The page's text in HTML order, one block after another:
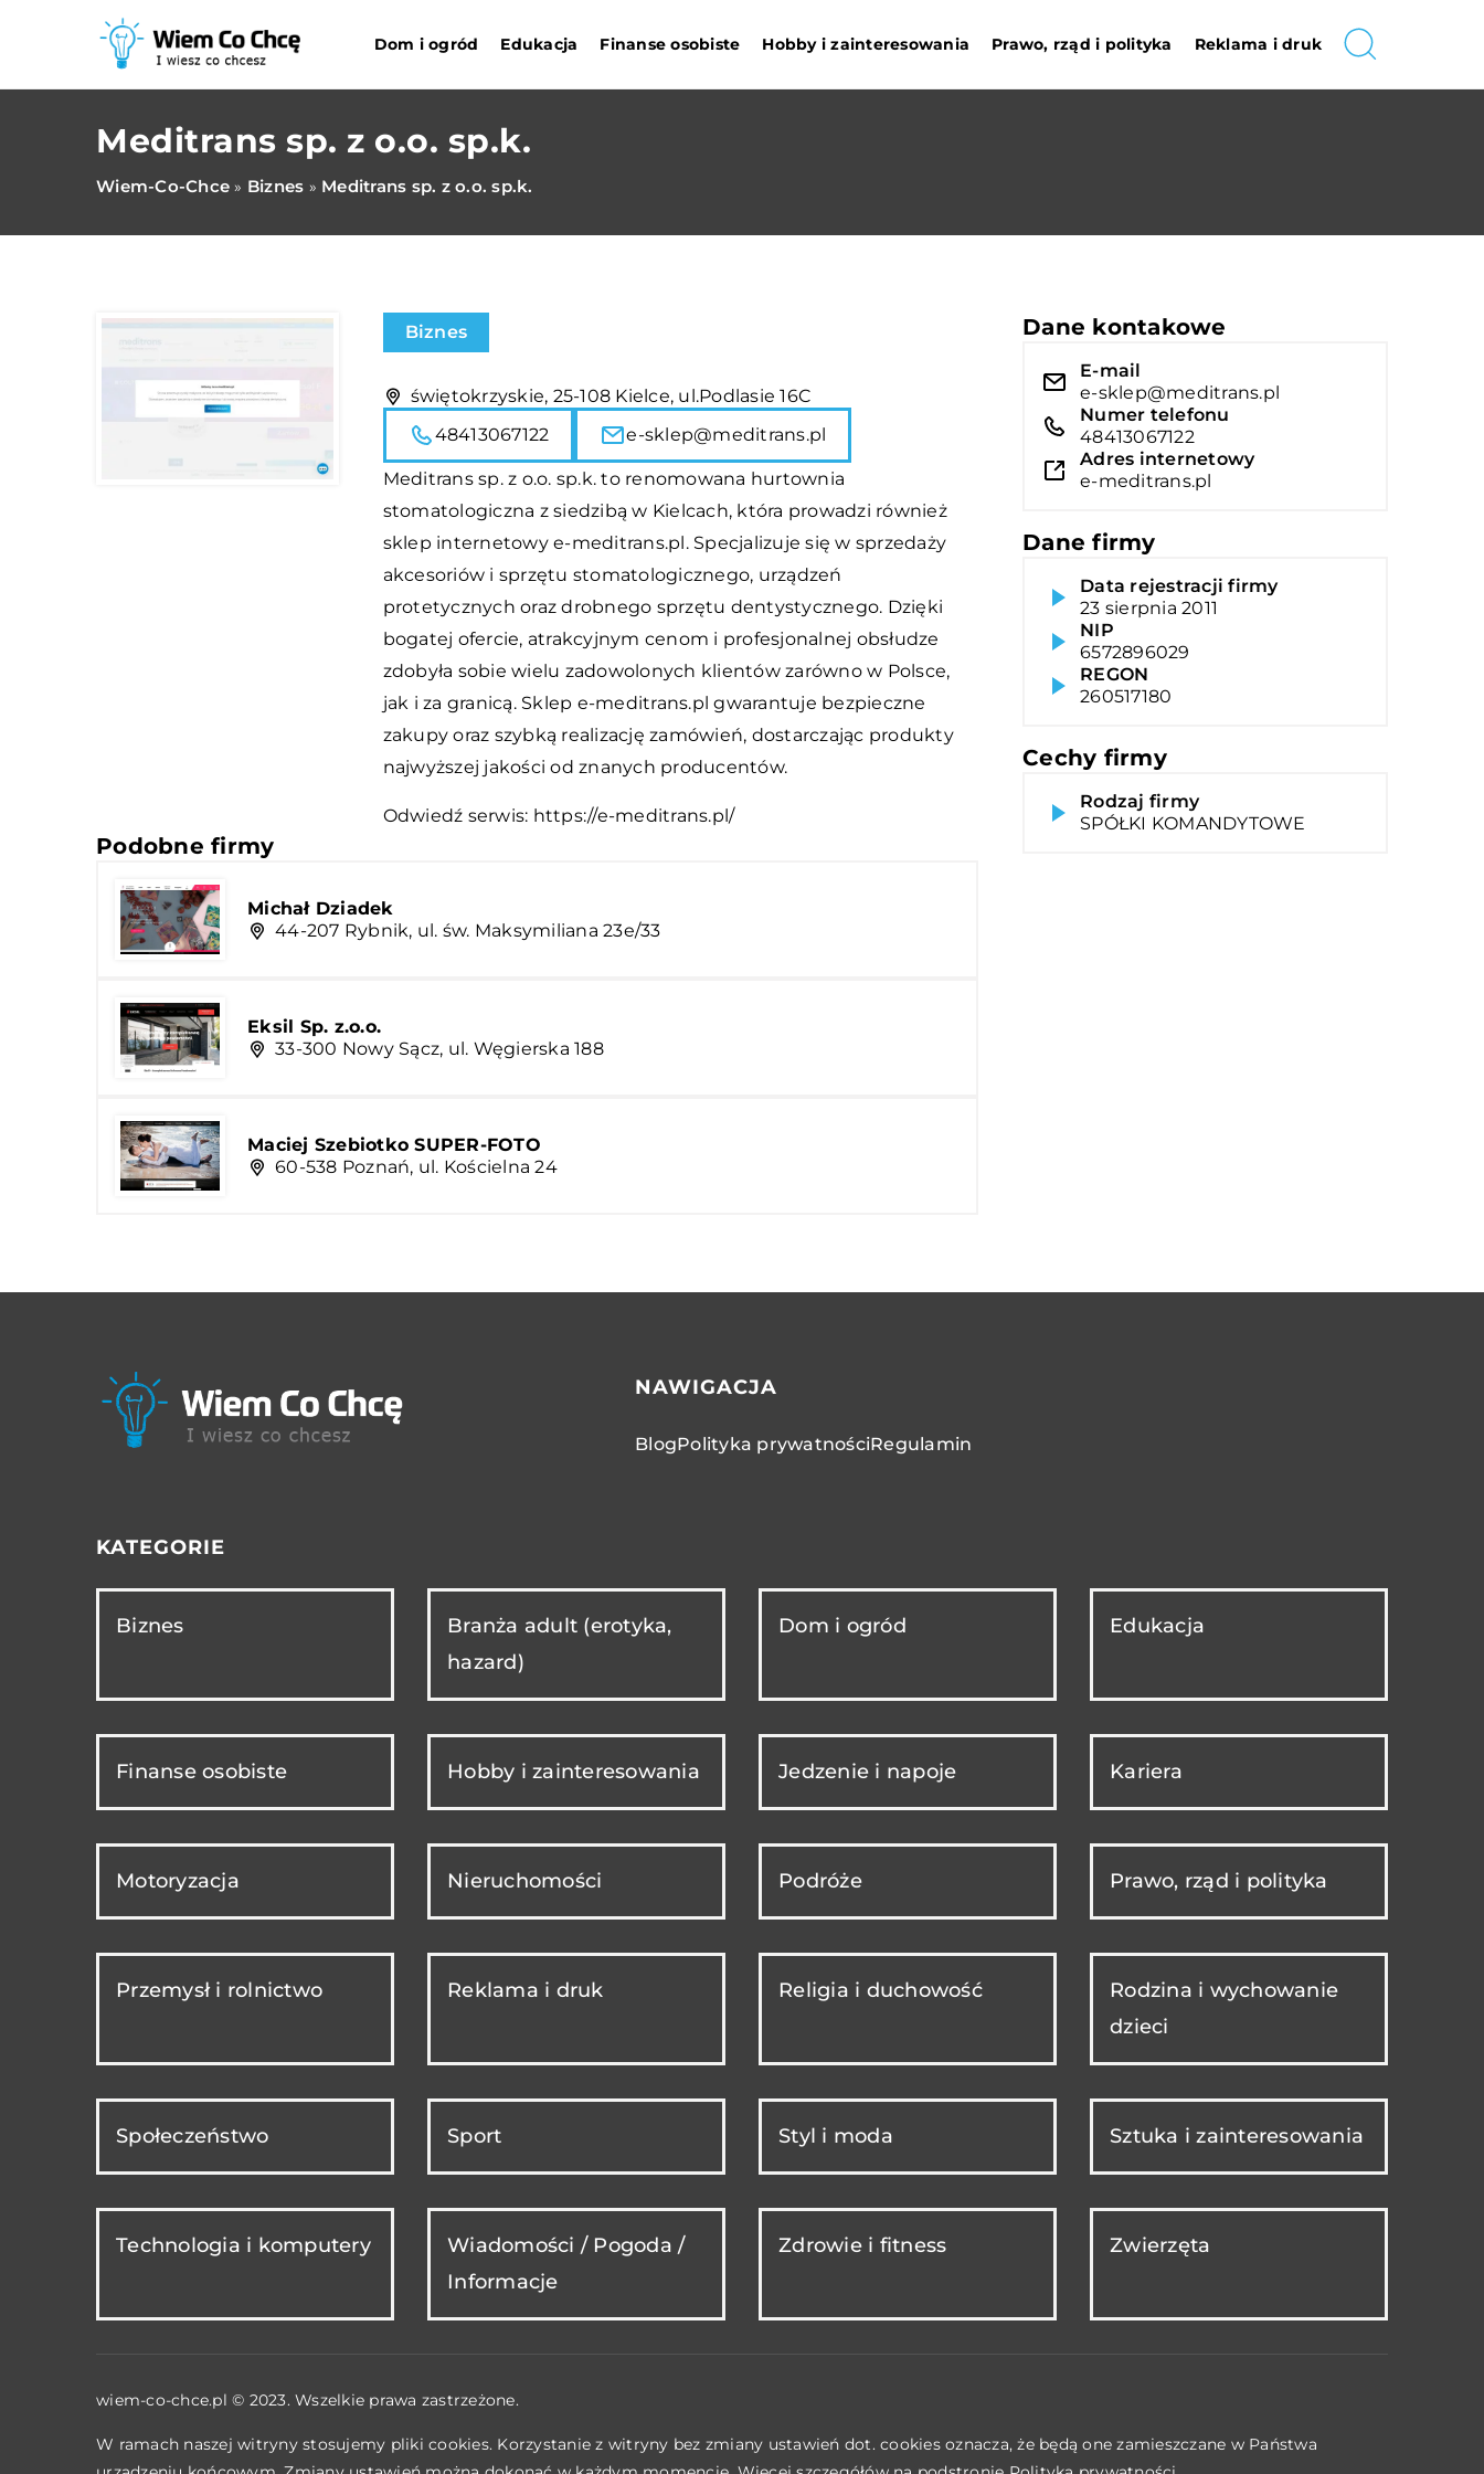
Dom i ogród Edukacja Finanse osobiste Hobby i zainteresowania Prawo, rząd i polityka Reklama i druk
Meditrans sp. z o.o. sp.k.
Wiem-Co-Chce » Biznes » Meditrans sp. z o.o. sp.k.
Biznes
świętokrzyskie, 25-108 Kielce, ul.Podlasie 16C
48413067122
e-sklep@meditrans.pl
Meditrans sp. z o.o. sp.k. to renomowana hurtownia
stomatologiczna z siedzibą w Kielcach, która prowadzi również
sklep internetowy e-meditrans.pl. Specjalizuje się w sprzedaży
akcesoriów i sprzętu stomatologicznego, urządzeń
protetycznych oraz drobnego sprzętu dentystycznego. Dzięki
bogatej ofercie, atrakcyjnym cenom i profesjonalnej obsłudze
zdobyła sobie wielu zadowolonych klientów zarówno w Polsce,
jak i za granicą. Sklep e-meditrans.pl gwarantuje bezpieczne
zakupy oraz szybką realizację zamówień, dostarczając produkty
najwyższej jakości od znanych producentów.
Odwiedź serwis: https://e-meditrans.pl/
Podobne firmy
Michał Dziadek
44-207 Rybnik, ul. św. Maksymiliana 23e/33
Eksil Sp. z.o.o.
33-300 Nowy Sącz, ul. Węgierska 188
Maciej Szebiotko SUPER-FOTO
60-538 Poznań, ul. Kościelna 24
Dane kontakowe
E-mail
e-sklep@meditrans.pl
Numer telefonu
48413067122
Adres internetowy
e-meditrans.pl
Dane firmy
Data rejestracji firmy
23 sierpnia 2011
NIP
6572896029
REGON
260517180
Cechy firmy
Rodzaj firmy
SPÓŁKI KOMANDYTOWE
NAWIGACJA
BlogPolityka prywatnościRegulamin
KATEGORIE
Biznes
Branża adult (erotyka,
hazard)
Dom i ogród Edukacja
Finanse osobiste Hobby i zainteresowania Jedzenie i napoje Kariera
Motoryzacja Nieruchomości Podróże Prawo, rząd i polityka
Przemysł i rolnictwo Reklama i druk Religia i duchowość
Rodzina i wychowanie
dzieci
Społeczeństwo Sport Styl i moda Sztuka i zainteresowania
Technologia i komputery
Wiadomości / Pogoda /
Informacje
Zdrowie i fitness Zwierzęta
wiem-co-chce.pl © 2023. Wszelkie prawa zastrzeżone.
W ramach naszej witryny stosujemy pliki cookies. Korzystanie z witryny bez zmiany ustawień dot. cookies oznacza, że będą one zamieszczane w Państwa